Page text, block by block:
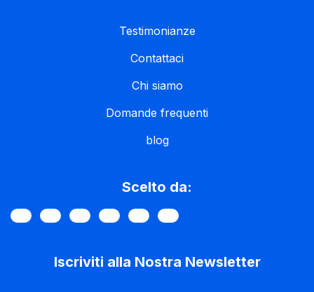
Testimonianze
Contattaci
Chi siamo
Domande frequenti
blog
Scelto da:
Iscriviti alla Nostra Newsletter